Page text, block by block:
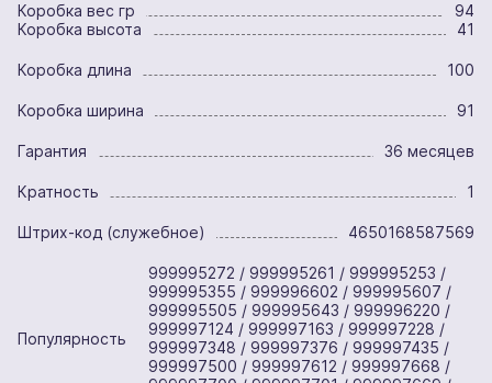
Коробка вес гр
94
Коробка высота
41
Коробка длина 100
Коробка ширина 91
Гарантия 36 месяцев
Кратность 1
Штрих-код (служебное) 4650168587569
Популярность
999995272 / 999995261 / 999995253 /
999995355 / 999996602 / 999995607 /
999995505 / 999995643 / 999996220 /
999997124 / 999997163 / 999997228 /
999997348 / 999997376 / 999997435 /
999997500 / 999997612 / 999997668 /